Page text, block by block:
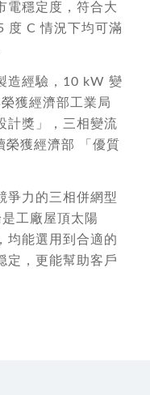
電穩定度，符合大
度 C 情況下均可滿
造經驗，10 kW 變
獲經濟部工業局
計獎」，三相變流
獲經濟部 「優質
爭力的三相併網型
工廠屋頂太陽
均能選用到合適的
定，更能幫助客戶